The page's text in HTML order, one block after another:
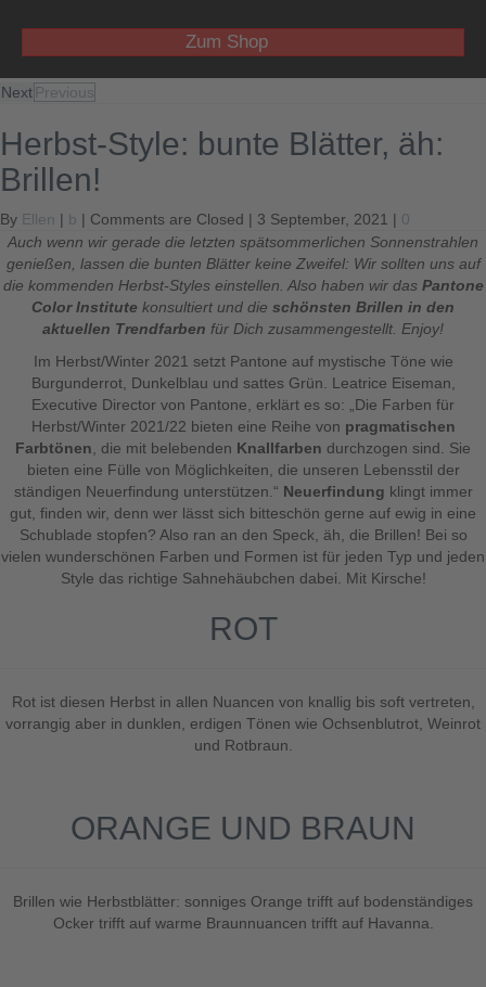
Zum Shop
NextPrevious
Herbst-Style: bunte Blätter, äh:
Brillen!
By Ellen | b | Comments are Closed | 3 September, 2021 | 0
Auch wenn wir gerade die letzten spätsommerlichen Sonnenstrahlen
genießen, lassen die bunten Blätter keine Zweifel: Wir sollten uns auf
die kommenden Herbst-Styles einstellen. Also haben wir das Pantone
Color Institute konsultiert und die schönsten Brillen in den
aktuellen Trendfarben für Dich zusammengestellt. Enjoy!
Im Herbst/Winter 2021 setzt Pantone auf mystische Töne wie
Burgunderrot, Dunkelblau und sattes Grün. Leatrice Eiseman,
Executive Director von Pantone, erklärt es so: „Die Farben für
Herbst/Winter 2021/22 bieten eine Reihe von pragmatischen
Farbtönen , die mit belebenden Knallfarben durchzogen sind. Sie
bieten eine Fülle von Möglichkeiten, die unseren Lebensstil der
ständigen Neuerfindung unterstützen.“ Neuerfindung klingt immer
gut, finden wir, denn wer lässt sich bitteschön gerne auf ewig in eine
Schublade stopfen? Also ran an den Speck, äh, die Brillen! Bei so
vielen wunderschönen Farben und Formen ist für jeden Typ und jeden
Style das richtige Sahnehäubchen dabei. Mit Kirsche!
ROT
Rot ist diesen Herbst in allen Nuancen von knallig bis soft vertreten,
vorrangig aber in dunklen, erdigen Tönen wie Ochsenblutrot, Weinrot
und Rotbraun.
ORANGE UND BRAUN
Brillen wie Herbstblätter: sonniges Orange trifft auf bodenständiges
Ocker trifft auf warme Braunnuancen trifft auf Havanna.